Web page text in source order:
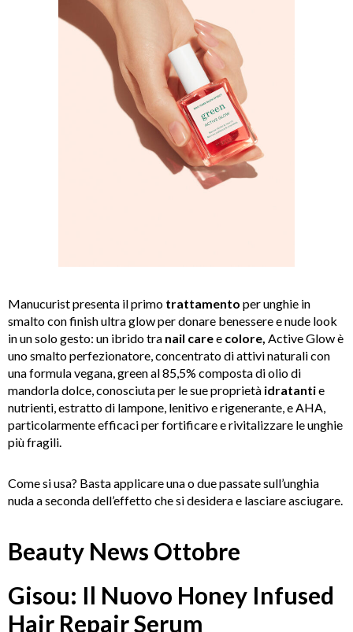
Manucurist presenta il primo trattamento per unghie in
smalto con finish ultra glow per donare benessere e nude look
in un solo gesto: un ibrido tra nail caree colore, Active Glow è
uno smalto perfezionatore, concentrato di attivi naturali con
una formula vegana, green al 85,5% composta di olio di
mandorla dolce, conosciuta per le sue proprietà idratantie
nutrienti, estratto di lampone, lenitivo e rigenerante, e AHA,
particolarmente efficaci per fortificare e rivitalizzare le unghie
più fragili.
Come si usa? Basta applicare una o due passate sull’unghia
nuda a seconda dell’effetto che si desidera e lasciare asciugare.
Beauty News Ottobre
Gisou: Il Nuovo Honey Infused
Hair Repair Serum